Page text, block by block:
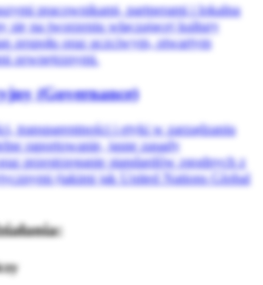
pracownikami, partnerami i lokalną
się na tworzeniu włączającej kultury
zespołu oraz uczciwym, otwartym
zewnętrznymi.
(Governance)
transparentności i etyki w zarządzaniu
raportowanie, jasne zasady
przestrzeganie standardów zgodnych z
(takimi jak United Nations Global